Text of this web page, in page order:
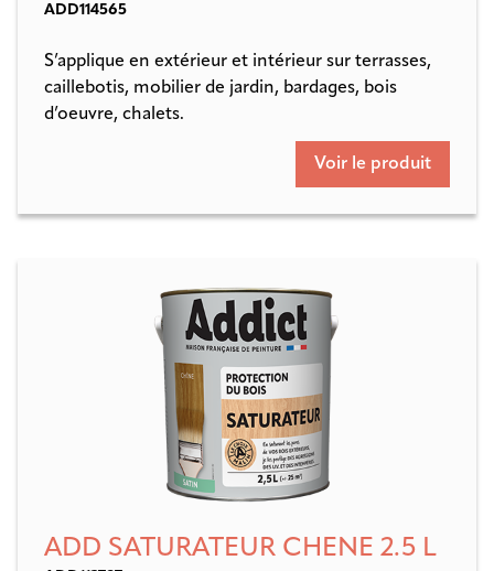
ADD114565
S’applique en extérieur et intérieur sur terrasses,
caillebotis, mobilier de jardin, bardages, bois
d’oeuvre, chalets.
Voir le produit
ADD SATURATEUR CHENE 2.5 L